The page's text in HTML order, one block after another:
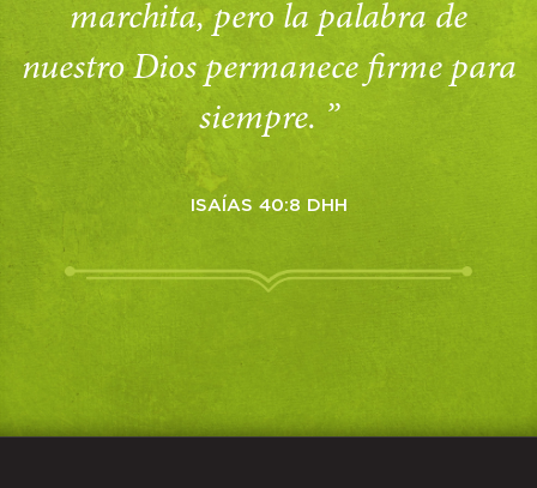
marchita, pero la palabra de
nuestro Dios permanece firme para
siempre. ”
ISAÍAS 40:8 DHH